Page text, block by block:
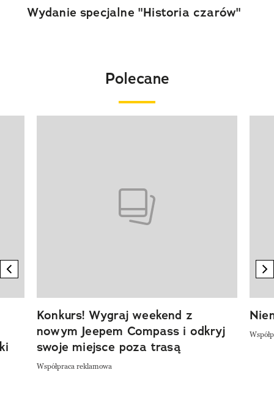
Wydanie specjalne "Historia czarów"
Polecane
previous element
Konkurs! Wygraj weekend z
nowym Jeepem Compass i odkryj
swoje miejsce poza trasą
Współpraca reklamowa